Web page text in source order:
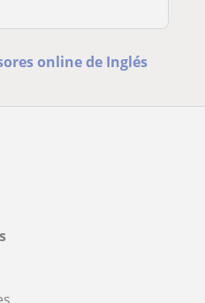
online de Inglés